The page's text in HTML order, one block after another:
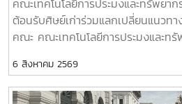
University for future
University, organized a
activity entitled “Sushi
designed to integrate academic
Aquatic Product Processing
hands-on experience, providing
opportunity to learn directly
บรรยายในหัวข้อ "จุลินทรีย์กับการเลี้ย
นำเสนอการประยุกต์ใช้จุลินทรีย์เพื่อเ
ลดต้นทุน และส่งเสริมการผลิตที่เป็น
กิจกรรมครั้งนี้สะท้อนถึงความร่วมมือร
ประมงและทรัพยากรทางน้ำ มหาวิทย
เครือข่ายผู้ประกอบการด้านการเพาะ
of Fisheries Technology and
Welcomes Alumni to
คณะเทคโนโลยีการประมงและทรัพยา
ต้อนรับศิษย์เก่าร่วมแลกเปลี่ยนแนวท
คณะ คณะเทคโนโลยีการประมงและท
ศรีสมวงศ์ ศิษย์เก่าคณะฯ ที่เดินทางมา
และหารือแนวทางการดำเนินงานด้าน
6 สิงหาคม 2569